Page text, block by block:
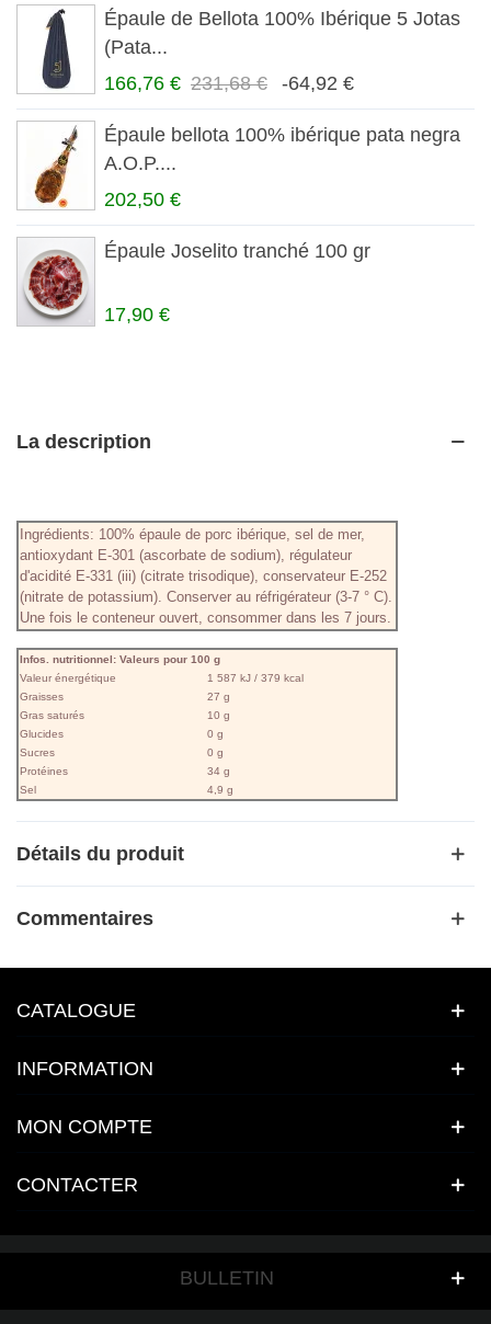
Épaule de Bellota 100% Ibérique 5 Jotas
(Pata...
166,76 € 231,68 € -64,92 €
Épaule bellota 100% ibérique pata negra
A.O.P....
202,50 €
Épaule Joselito tranché 100 gr
17,90 €
La description
Ingrédients: 100% épaule de porc ibérique, sel de mer,
antioxydant E-301 (ascorbate de sodium), régulateur
d'acidité E-331 (iii) (citrate trisodique), conservateur E-252
(nitrate de potassium). Conserver au réfrigérateur (3-7 ° C).
Une fois le conteneur ouvert, consommer dans les 7 jours.
Infos. nutritionnel: Valeurs pour 100 g
Valeur énergétique
1 587 kJ / 379 kcal
Graisses
27 g
Gras saturés
10 g
Glucides
0 g
Sucres
0 g
Protéines
34 g
Sel
4,9 g
Détails du produit
Commentaires
CATALOGUE
INFORMATION
MON COMPTE
CONTACTER
BULLETIN